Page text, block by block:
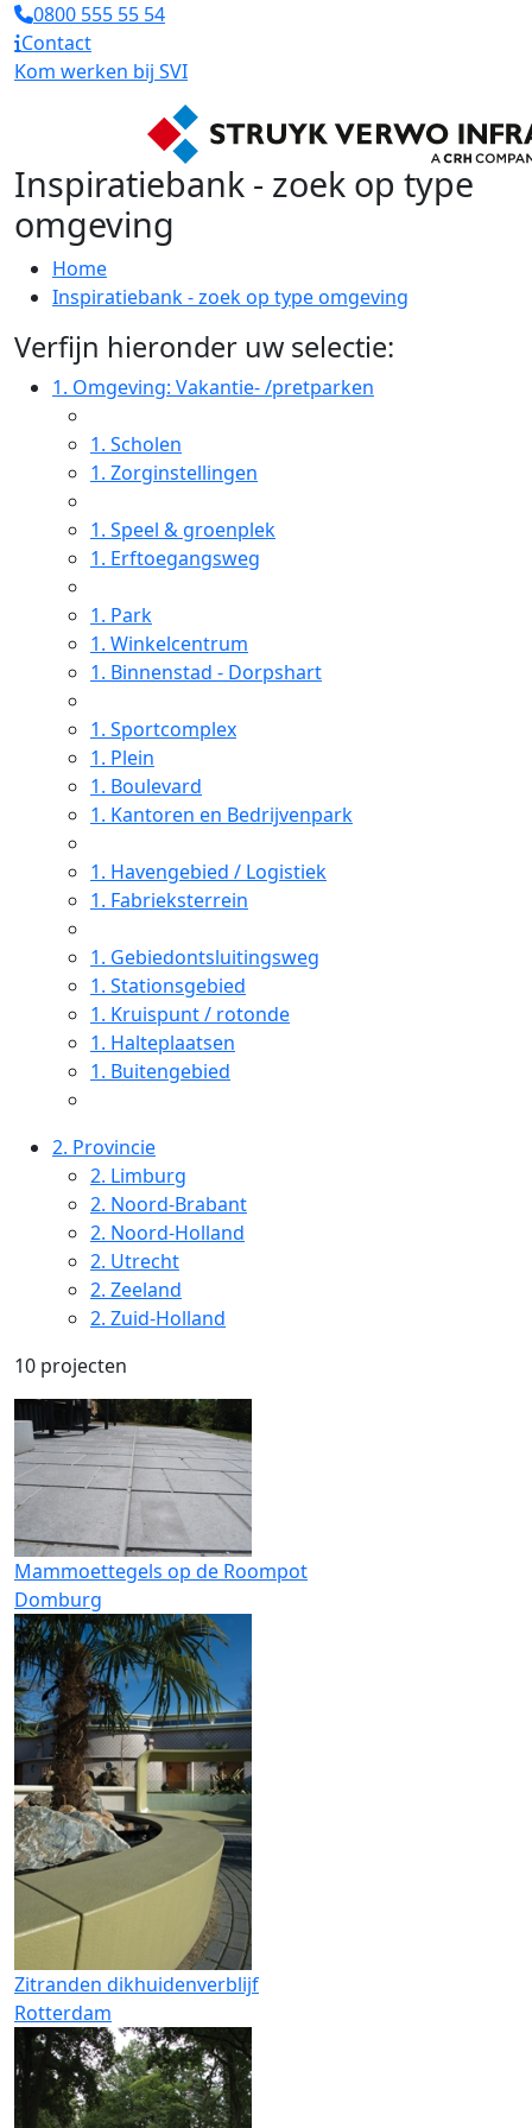
0800 555 55 54
Contact
Kom werken bij SVI
Inspiratiebank - zoek op type
omgeving
Home
Inspiratiebank - zoek op type omgeving
Verfijn hieronder uw selectie:
1. Omgeving: Vakantie- /pretparken
1. Scholen
1. Zorginstellingen
1. Speel & groenplek
1. Erftoegangsweg
1. Park
1. Winkelcentrum
1. Binnenstad - Dorpshart
1. Sportcomplex
1. Plein
1. Boulevard
1. Kantoren en Bedrijvenpark
1. Havengebied / Logistiek
1. Fabrieksterrein
1. Gebiedontsluitingsweg
1. Stationsgebied
1. Kruispunt / rotonde
1. Halteplaatsen
1. Buitengebied
2. Provincie
2. Limburg
2. Noord-Brabant
2. Noord-Holland
2. Utrecht
2. Zeeland
2. Zuid-Holland
10 projecten
Mammoettegels op de Roompot
Domburg
Zitranden dikhuidenverblijf
Rotterdam